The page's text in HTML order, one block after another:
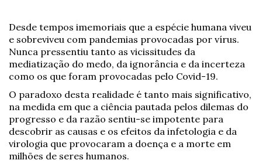
Desde tempos imemoriais que a espécie humana viveu
e sobreviveu com pandemias provocadas por vírus.
Nunca pressentiu tanto as vicissitudes da
mediatização do medo, da ignorância e da incerteza
como os que foram provocadas pelo Covid-19.
O paradoxo desta realidade é tanto mais significativo,
na medida em que a ciência pautada pelos dilemas do
progresso e da razão sentiu-se impotente para
descobrir as causas e os efeitos da infetologia e da
virologia que provocaram a doença e a morte em
milhões de seres humanos.